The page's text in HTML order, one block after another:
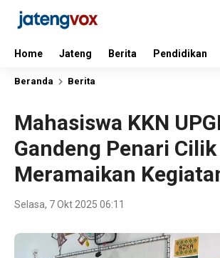
Home Jateng Berita Pendidikan
Beranda Berita
Mahasiswa KKN
Gandeng Penari
Meramaikan
Selasa, 7 Okt 2025 06:11